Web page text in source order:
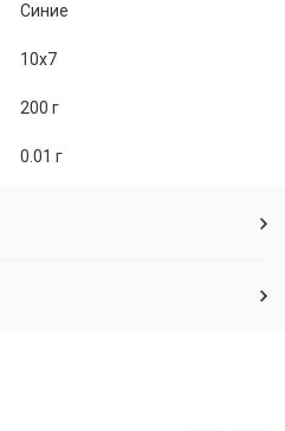
Синие
10x7
200 г
0.01 г